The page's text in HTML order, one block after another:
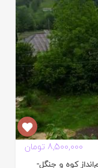
8,500,000 تومان
کوه و جنگل-